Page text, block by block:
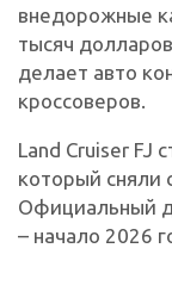
внедорожные
тысяч
делает авто
кроссоверов.
Land Cruiser FJ
который сняли
Официальный
– начало 2026